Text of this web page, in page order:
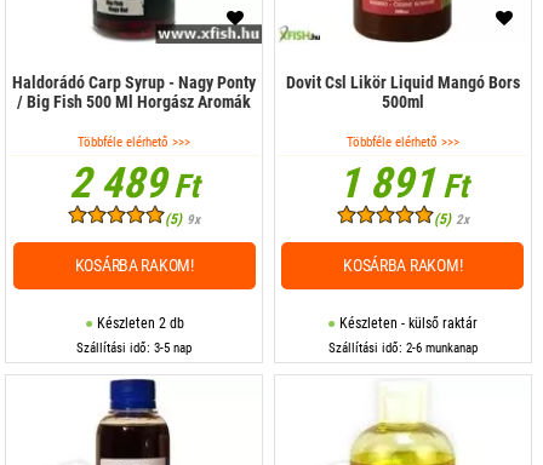
Pop Up
Por Dip
Pufi
Stick mix
Haldorádó Carp Syrup - Nagy Ponty
/ Big Fish 500 Ml Horgász Aromák
Többféle elérhető >>>
2 489Ft
(5) 9x
Készleten 2 db
Szállítási idő: 3-5 nap
KOSÁRBA RAKOM!
Dovit Csl Likör Liquid Mangó Bors
500ml
Többféle elérhető >>>
1 891Ft
(5) 2x
Készleten - külső raktár
Szállítási idő: 2-6 munkanap
KOSÁRBA RAKOM!